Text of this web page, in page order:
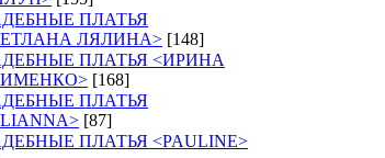
ПЛАТЬЯ
ЛЯЛИНА> [148]
ПЛАТЬЯ <ИРИНА
[168]
ПЛАТЬЯ
[87]
ПЛАТЬЯ <PAULINE>